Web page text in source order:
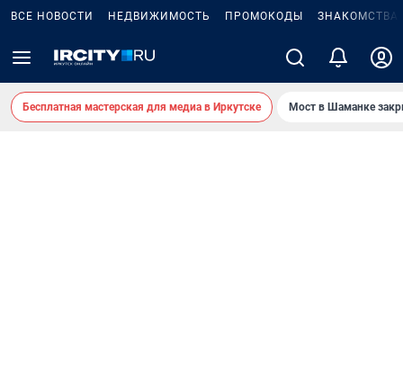
ВСЕ НОВОСТИ НЕДВИЖИМОСТЬ ПРОМОКОДЫ ЗНАКОМСТВА
Бесплатная мастерская для медиа в Иркутске Мост в Шаманке